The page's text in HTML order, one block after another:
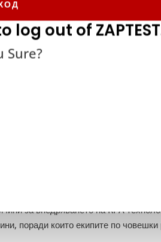
за внедряването на RPA
поради които екипите по
out of
Sure?